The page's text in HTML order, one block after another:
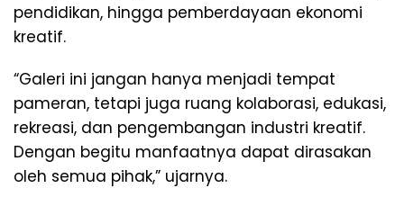
pendidikan, hingga pemberdayaan ekonomi
kreatif.
“Galeri ini jangan hanya menjadi tempat
pameran, tetapi juga ruang kolaborasi, edukasi,
rekreasi, dan pengembangan industri kreatif.
Dengan begitu manfaatnya dapat dirasakan
oleh semua pihak,” ujarnya.